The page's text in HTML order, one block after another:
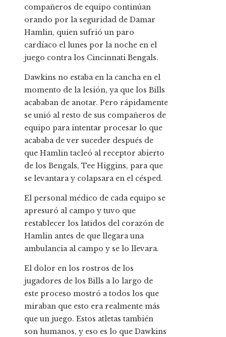
compañeros de equipo continúan
orando por la seguridad de Damar
Hamlin, quien sufrió un paro
cardíaco el lunes por la noche en el
juego contra los Cincinnati Bengals.
Dawkins no estaba en la cancha en el
momento de la lesión, ya que los Bills
acababan de anotar. Pero rápidamente
se unió al resto de sus compañeros de
equipo para intentar procesar lo que
acababa de ver suceder después de
que Hamlin tacleó al receptor abierto
de los Bengals, Tee Higgins, para que
se levantara y colapsara en el césped.
El personal médico de cada equipo se
apresuró al campo y tuvo que
restablecer los latidos del corazón de
Hamlin antes de que llegara una
ambulancia al campo y se lo llevara.
El dolor en los rostros de los
jugadores de los Bills a lo largo de
este proceso mostró a todos los que
miraban que esto era realmente más
que un juego. Estos atletas también
son humanos, y eso es lo que Dawkins